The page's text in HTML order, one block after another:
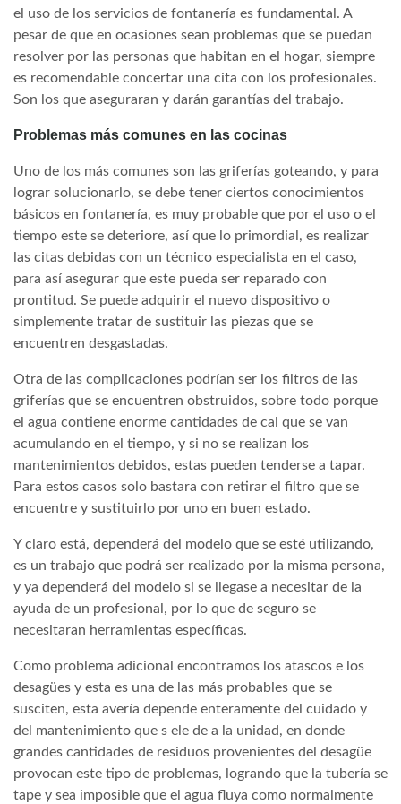
el uso de los servicios de fontanería es fundamental. A
pesar de que en ocasiones sean problemas que se puedan
resolver por las personas que habitan en el hogar, siempre
es recomendable concertar una cita con los profesionales.
Son los que aseguraran y darán garantías del trabajo.
Problemas más comunes en las cocinas
Uno de los más comunes son las griferías goteando, y para
lograr solucionarlo, se debe tener ciertos conocimientos
básicos en fontanería, es muy probable que por el uso o el
tiempo este se deteriore, así que lo primordial, es realizar
las citas debidas con un técnico especialista en el caso,
para así asegurar que este pueda ser reparado con
prontitud. Se puede adquirir el nuevo dispositivo o
simplemente tratar de sustituir las piezas que se
encuentren desgastadas.
Otra de las complicaciones podrían ser los filtros de las
griferías que se encuentren obstruidos, sobre todo porque
el agua contiene enorme cantidades de cal que se van
acumulando en el tiempo, y si no se realizan los
mantenimientos debidos, estas pueden tenderse a tapar.
Para estos casos solo bastara con retirar el filtro que se
encuentre y sustituirlo por uno en buen estado.
Y claro está, dependerá del modelo que se esté utilizando,
es un trabajo que podrá ser realizado por la misma persona,
y ya dependerá del modelo si se llegase a necesitar de la
ayuda de un profesional, por lo que de seguro se
necesitaran herramientas específicas.
Como problema adicional encontramos los atascos e los
desagües y esta es una de las más probables que se
susciten, esta avería depende enteramente del cuidado y
del mantenimiento que s ele de a la unidad, en donde
grandes cantidades de residuos provenientes del desagüe
provocan este tipo de problemas, logrando que la tubería se
tape y sea imposible que el agua fluya como normalmente